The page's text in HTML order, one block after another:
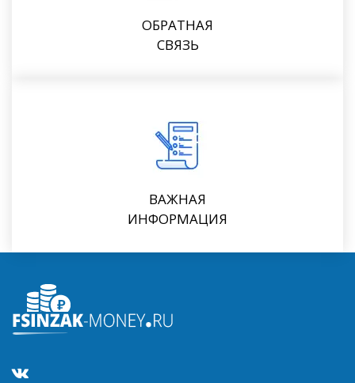
ОБРАТНАЯ
СВЯЗЬ
ВАЖНАЯ
ИНФОРМАЦИЯ